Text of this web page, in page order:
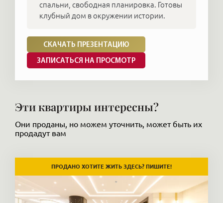
спальни, свободная планировка. Готовы
клубный дом в окружении истории.
СКАЧАТЬ ПРЕЗЕНТАЦИЮ
ЗАПИСАТЬСЯ НА ПРОСМОТР
Эти квартиры интересны?
Они проданы, но можем уточнить, может быть их
продадут вам
ПРОДАНО ХОТИТЕ ЖИТЬ ЗДЕСЬ? ПИШИТЕ!